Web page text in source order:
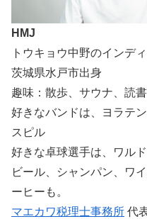
HMJ
トウキョウ中野のインデ
茨城県水戸市出身
趣味：散歩、サウナ、読書
好きなバンドは、ヨラテ
スピル
好きな卓球選手は、ワル
ビール、シャンパン、ワ
ーヒーも。
マエカワ税理士事務所 代